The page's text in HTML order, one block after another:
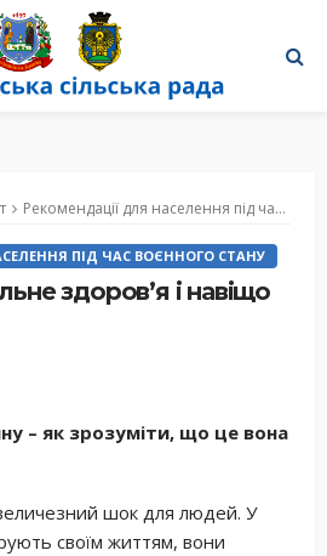
Рекомендації для населення під час воєнного стану
ПІД ЧАС ВОЄННОГО СТАНУ
здоров’я і навіщо
– як зрозуміти, що це вона
шок для людей. У
своїм життям, вони